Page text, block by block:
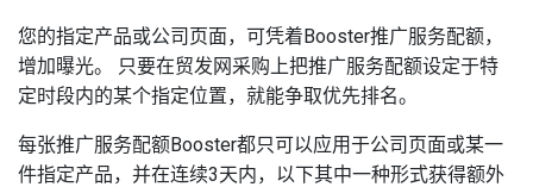
您的指定产品或公司页面，可凭着Booster推广服务配额，
增加曝光。 只要在贸发网采购上把推广服务配额设定于特
定时段内的某个指定位置，就能争取优先排名。
每张推广服务配额Booster都只可以应用于公司页面或某一
件指定产品，并在连续3天内，以下其中一种形式获得额外